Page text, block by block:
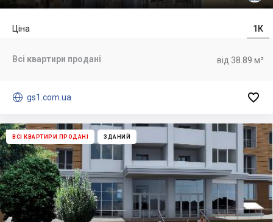
1К
Ціна
від 38.89 м²
Всі квартири продані
 gs1.com.ua 
ВСІ КВАРТИРИ ПРОДАНІ ЗДАНИЙ